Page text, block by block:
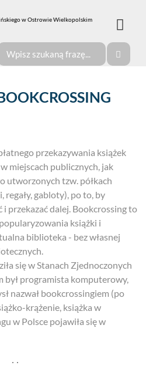
przekazywania książek
miejscach publicznych, jak
utworzonych tzw. półkach
gabloty), po to, by
i przekazać dalej. Bookcrossing to
książki i
biblioteka - bez własnej
się w Stanach Zjednoczonych
był programista komputerowy,
nazwał bookcrossingiem (po
krążenie, książka w
w Polsce pojawiła się w